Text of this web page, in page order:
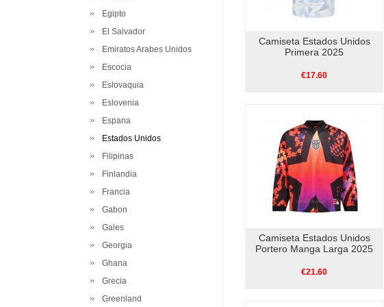
Egipto
El Salvador
Emiratos Arabes Unidos
Escocia
Eslovaquia
Eslovenia
Espana
Estados Unidos
Filipinas
Finlandia
Francia
Gabon
Gales
Georgia
Ghana
Grecia
Greenland
Camiseta Estados Unidos
Primera 2025
€17.60
Camiseta Estados Unidos
Portero Manga Larga 2025
€21.60